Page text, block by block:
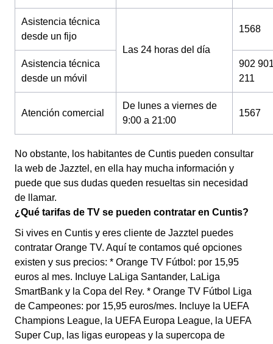
Asistencia técnica
desde un fijo
Las 24 horas del día
1568
Asistencia técnica
desde un móvil
902
211
Atención comercial
De lunes a viernes de
9:00 a 21:00
1567
No obstante, los habitantes de Cuntis pueden consultar
la web de Jazztel, en ella hay mucha información y
puede que sus dudas queden resueltas sin necesidad
de llamar.
¿Qué tarifas de TV se pueden contratar en Cuntis?
Si vives en Cuntis y eres cliente de Jazztel puedes
contratar Orange TV. Aquí te contamos qué opciones
existen y sus precios: * Orange TV Fútbol: por 15,95
euros al mes. Incluye LaLiga Santander, LaLiga
SmartBank y la Copa del Rey. * Orange TV Fútbol Liga
de Campeones: por 15,95 euros/mes. Incluye la UEFA
Champions League, la UEFA Europa League, la UEFA
Super Cup, las ligas europeas y la supercopa de